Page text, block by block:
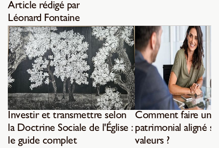
Article rédigé par
Léonard Fontaine
Investir et transmettre selon
la Doctrine Sociale de l'Église :
le guide complet
Comment faire un
patrimonial aligné
valeurs ?